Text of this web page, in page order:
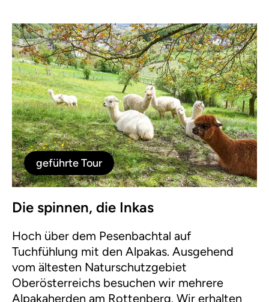
die Effekte von Klimawandel auf Bergwälder.
geführte Tour
Die spinnen, die Inkas
Hoch über dem Pesenbachtal auf
Tuchfühlung mit den Alpakas. Ausgehend
vom ältesten Naturschutzgebiet
Oberösterreichs besuchen wir mehrere
Alpakaherden am Rottenberg. Wir erhalten